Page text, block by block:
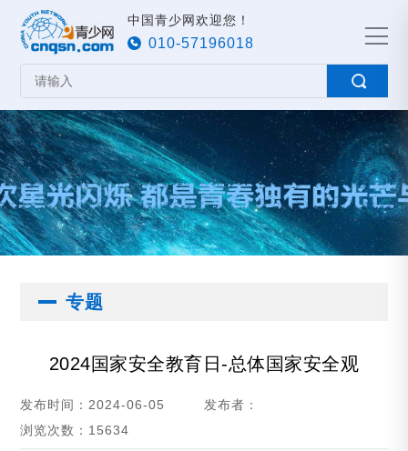
中国青少网欢迎您！
010-57196018
专题
2024国家安全教育日-总体国家安全观
发布时间：2024-06-05
发布者：
浏览次数：15634